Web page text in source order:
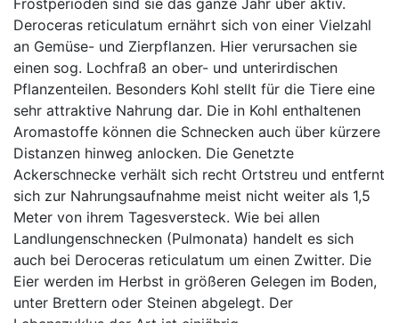
Deroceras reticulatum ernährt sich von einer Vielzahl
an Gemüse- und Zierpflanzen. Hier verursachen sie
einen sog. Lochfraß an ober- und unterirdischen
Pflanzenteilen. Besonders Kohl stellt für die Tiere eine
sehr attraktive Nahrung dar. Die in Kohl enthaltenen
Aromastoffe können die Schnecken auch über kürzere
Distanzen hinweg anlocken. Die Genetzte
Ackerschnecke verhält sich recht Ortstreu und entfernt
sich zur Nahrungsaufnahme meist nicht weiter als 1,5
Meter von ihrem Tagesversteck. Wie bei allen
Landlungenschnecken (Pulmonata) handelt es sich
auch bei Deroceras reticulatum um einen Zwitter. Die
Eier werden im Herbst in größeren Gelegen im Boden,
unter Brettern oder Steinen abgelegt. Der